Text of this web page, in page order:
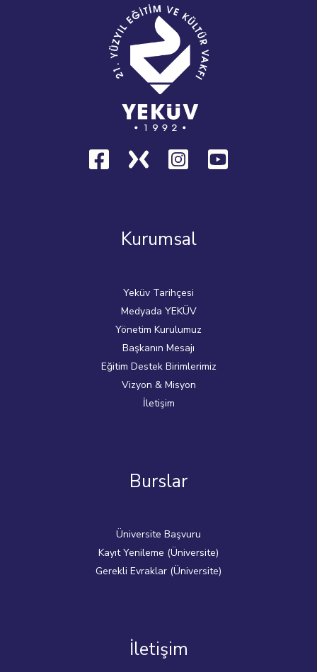
Kurumsal
Yeküv Tarihçesi
Medyada YEKÜV
Yönetim Kurulumuz
Başkanın Mesajı
Eğitim Destek Birimlerimiz
Vizyon & Misyon
İletişim
Burslar
Üniversite Başvuru
Kayıt Yenileme (Üniversite)
Gerekli Evraklar (Üniversite)
İletişim